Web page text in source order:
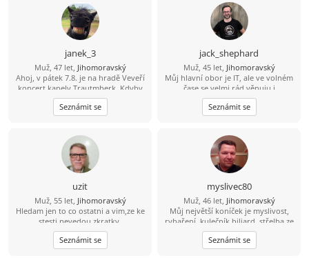
janek_3
Muž, 47 let, Jihomoravský
Ahoj, v pátek 7.8. je na hradě Veveří
koncert kapely Trautmberk. Kdyby
se Ti chtělo, tak mám na Wats Appu
čerstvou fotku :-) 773 908 225 Jan
Seznámit se
jack_shephard
Muž, 45 let, Jihomoravský
Můj hlavní obor je IT, ale ve volném
čase se velmi rád věnuju i
humanitnějším věcem. Čas od času si
rád zasportuju či zahraju na kytaru.
Hledám někoho sympatického s
čem povídat. :)
Seznámit se
uzit
Muž, 55 let, Jihomoravský
Hledam jen to co ostatni a vim,ze ke
stesti nevedou zkratky.
Seznámit se
myslivec80
Muž, 46 let, Jihomoravský
Můj největší koníček je myslivost,
rybaření, kulečník biliard, střelba ze
zbraní brokovnice, šipky, šachy
petanque, kostky, mám rád psy,
zvířata, rád se bavím, tancuji, trochu
Seznámit se